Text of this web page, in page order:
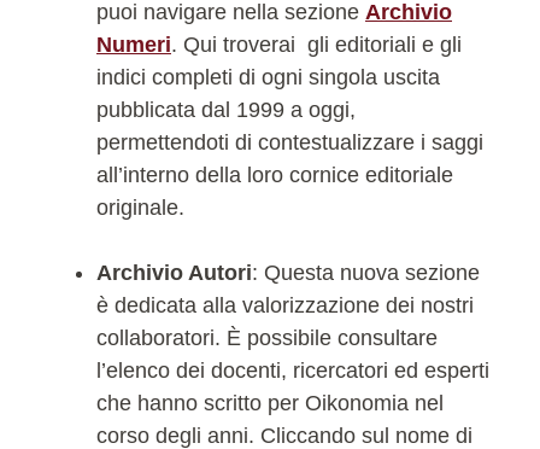
puoi navigare nella sezione Archivio
Numeri. Qui troverai gli editoriali e gli
indici completi di ogni singola uscita
pubblicata dal 1999 a oggi,
permettendoti di contestualizzare i saggi
all’interno della loro cornice editoriale
originale.
Archivio Autori: Questa nuova sezione
è dedicata alla valorizzazione dei nostri
collaboratori. È possibile consultare
l’elenco dei docenti, ricercatori ed esperti
che hanno scritto per Oikonomia nel
corso degli anni. Cliccando sul nome di